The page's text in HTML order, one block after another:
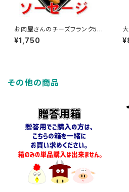
お肉屋さんのチーズフランク50
0g
¥1,750
その他の商品